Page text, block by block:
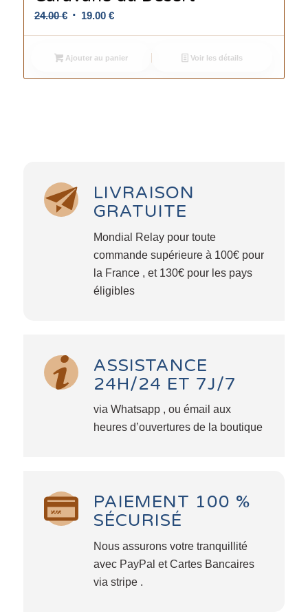
24.00€ Le
était :
24.00 €.
19.00 €Le
est :
19.00 €.
Ajouter au panier Voir les détails
LIVRAISON
GRATUITE
Mondial Relay pour toute
commande supérieure à 100€ pour
la France , et 130€ pour les pays
éligibles
ASSISTANCE
24H/24 ET 7J/7
via Whatsapp , ou émail aux
heures d’ouvertures de la boutique
PAIEMENT 100 %
SÉCURISÉ
Nous assurons votre tranquillité
avec PayPal et Cartes Bancaires
via stripe .